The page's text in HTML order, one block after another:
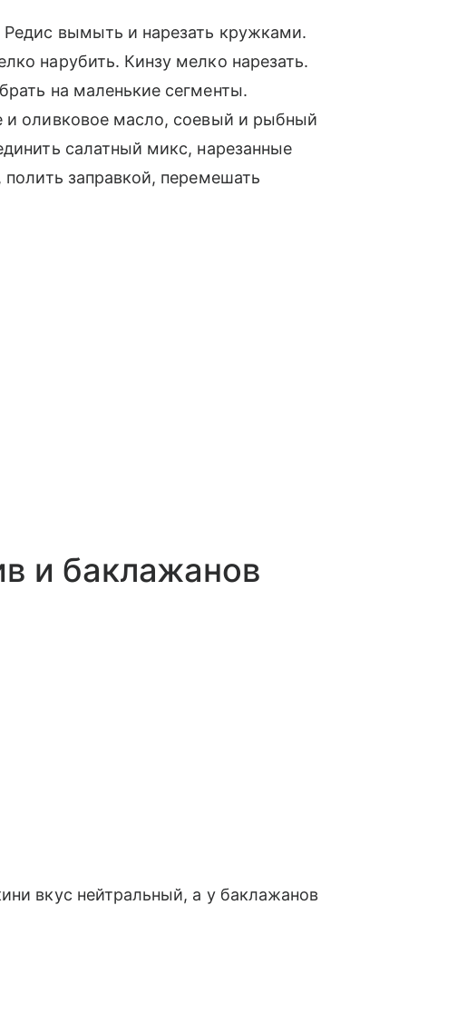
вымыть и нарезать кружками.
нарубить. Кинзу мелко нарезать.
на маленькие сегменты.
и оливковое масло, соевый и рыбный
салатный микс, нарезанные
заправкой, перемешать
и баклажанов
вкус нейтральный, а у баклажанов